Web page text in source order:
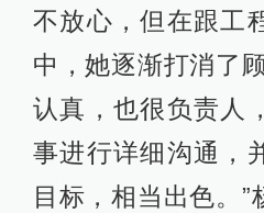
不放心，但在跟工
中，她逐渐打消了
认真，也很负责人
事进行详细沟通，
目标，相当出色。